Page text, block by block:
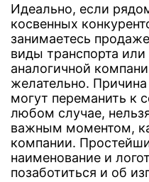
Идеально, если
косвенных
занимаетесь
виды транспорта
аналогичной
желательно.
могут переманить к
любом случае,
важным моментом,
компании.
наименование и
позаботиться и об